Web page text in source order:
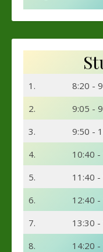
1.
8:20 -
2.
9:05 -
3.
9:50 -
4.
10:40 -
5.
11:40 -
6.
12:40 -
7.
13:30 -
8.
14:20 -